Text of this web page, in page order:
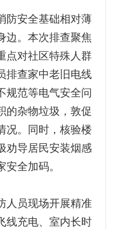
防安全基础相对薄
边。本次排查聚焦
点对社区特殊人群
排查家中老旧电线
规范等电气安全问
的杂物垃圾，敦促
况。同时，核验楼
劝导居民安装烟感
全加码。
人员现场开展精准
线充电、室内长时